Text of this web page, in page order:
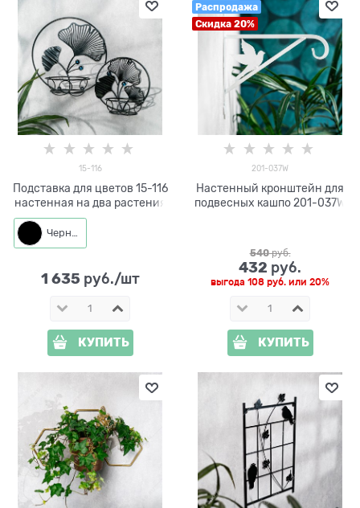
15-116
Подставка для цветов 15-116
настенная на два растения
Черный
1 635 руб./шт
КУПИТЬ
Распродажа
Скидка 20%
201-037W
Настенный кронштейн для
подвесных кашпо 201-037W
540 руб.
432 руб.
выгода 108 руб. или 20%
КУПИТЬ